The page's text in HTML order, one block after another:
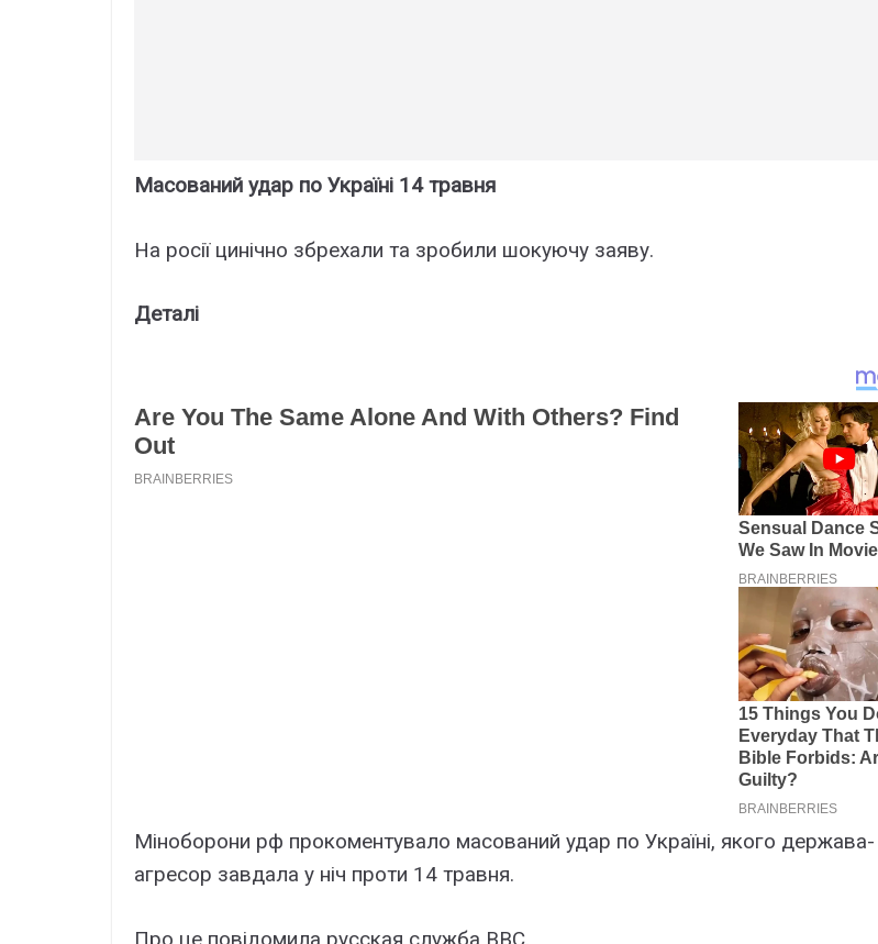
Масований удар по Україні 14 травня
На росії цинічно збрехали та зробили шокуючу заяву.
Деталі
Міноборони pф прокоментувало масований удар по Україні, якого держава-
агресор завдала у ніч проти 14 травня.
Про це повідомила русская служба ВВС.